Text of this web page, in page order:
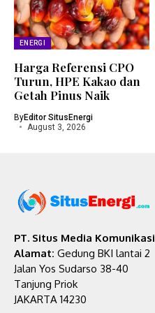
ENERGI
Harga Referensi CPO
Turun, HPE Kakao dan
Getah Pinus Naik
ByEditor SitusEnergi
August 3, 2026
PT. Situs Media Komunikasi
Alamat: Gedung BKI lantai 2
Jalan Yos Sudarso 38-40
Tanjung Priok
JAKARTA 14230